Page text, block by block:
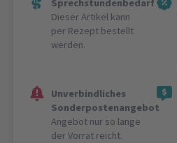
Sprechstundenbedarf
Dieser Artikel kann
per Rezept bestellt
werden.
Unverbindliches
Sonderpostenangebot
Angebot nur so lange
der Vorrat reicht.